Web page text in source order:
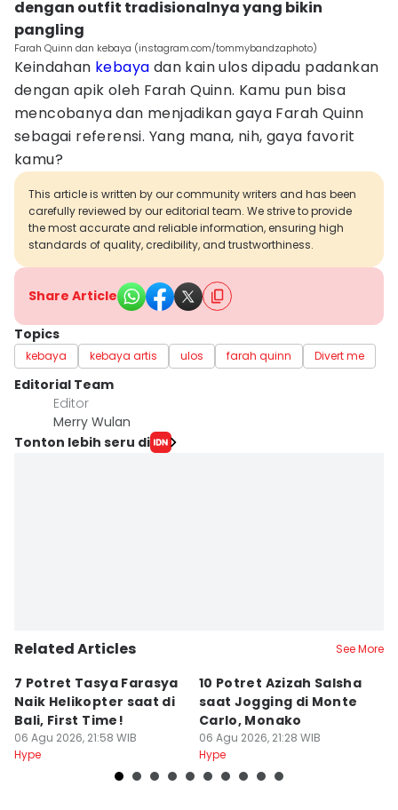
dengan outfit tradisionalnya yang bikin
pangling
Farah Quinn dan kebaya (instagram.com/tommybandzaphoto)
Keindahan kebaya dan kain ulos dipadu padankan
dengan apik oleh Farah Quinn. Kamu pun bisa
mencobanya dan menjadikan gaya Farah Quinn
sebagai referensi. Yang mana, nih, gaya favorit
kamu?
This article is written by our community writers and has been
carefully reviewed by our editorial team. We strive to provide
the most accurate and reliable information, ensuring high
standards of quality, credibility, and trustworthiness.
Share Article
Topics
kebaya kebaya artis ulos farah quinn Divert me
Editorial Team
Editor
Merry Wulan
Tonton lebih seru di
Related Articles See More
7 Potret Tasya Farasya
Naik Helikopter saat di
Bali, First Time!
06 Agu 2026, 21:58 WIB
Hype
10 Potret Azizah Salsha
saat Jogging di Monte
Carlo, Monako
06 Agu 2026, 21:28 WIB
Hype